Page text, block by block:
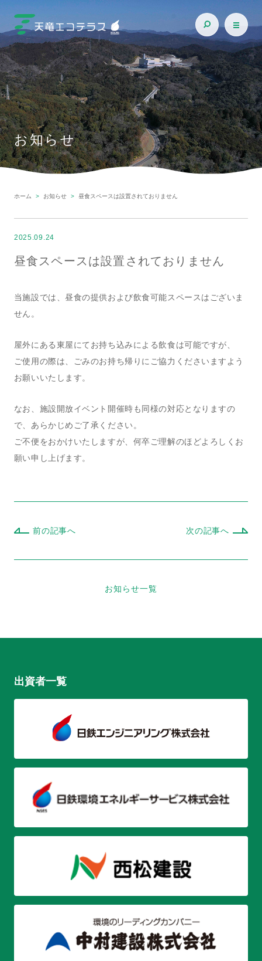
お知らせ
ホーム お知らせ 昼食スペースは設置されておりません
2025.09.24
昼食スペースは設置されておりません
当施設では、昼食の提供および飲食可能スペースはございま
せん。
屋外にある東屋にてお持ち込みによる飲食は可能ですが、
ご使用の際は、ごみのお持ち帰りにご協力くださいますよう
お願いいたします。
なお、施設開放イベント開催時も同様の対応となりますの
で、あらかじめご了承ください。
ご不便をおかけいたしますが、何卒ご理解のほどよろしくお
願い申し上げます。
前の記事へ
お知らせ一覧
次の記事へ
出資者一覧